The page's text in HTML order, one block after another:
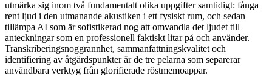
utmärka sig inom två fundamentalt olika uppgifter samtidigt: fånga
rent ljud i den utmanande akustiken i ett fysiskt rum, och sedan
tillämpa AI som är sofistikerad nog att omvandla det ljudet till
anteckningar som en professionell faktiskt litar på och använder.
Transkriberingsnoggrannhet, sammanfattningskvalitet och
identifiering av åtgärdspunkter är de tre pelarna som separerar
användbara verktyg från glorifierade röstmemoappar.